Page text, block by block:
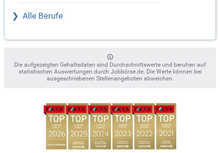
Alle Berufe
Die aufgezeigten Gehaltsdaten sind Durchschnittswerte und beruhen auf
statistischen Auswertungen durch Jobbörse.de. Die Werte können bei
ausgeschriebenen Stellenangeboten abweichen.